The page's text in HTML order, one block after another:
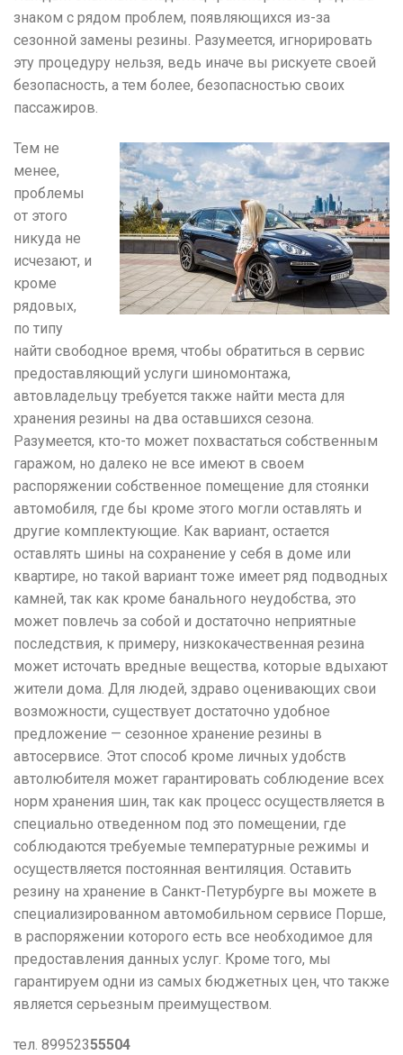
знаком с рядом проблем, появляющихся из-за
сезонной замены резины. Разумеется, игнорировать
эту процедуру нельзя, ведь иначе вы рискуете своей
безопасность, а тем более, безопасностью своих
пассажиров.
Тем не
менее,
проблемы
от этого
никуда не
исчезают, и
кроме
рядовых,
по типу
найти свободное время, чтобы обратиться в сервис
предоставляющий услуги шиномонтажа,
автовладельцу требуется также найти места для
хранения резины на два оставшихся сезона.
Разумеется, кто-то может похвастаться собственным
гаражом, но далеко не все имеют в своем
распоряжении собственное помещение для стоянки
автомобиля, где бы кроме этого могли оставлять и
другие комплектующие. Как вариант, остается
оставлять шины на сохранение у себя в доме или
квартире, но такой вариант тоже имеет ряд подводных
камней, так как кроме банального неудобства, это
может повлечь за собой и достаточно неприятные
последствия, к примеру, низкокачественная резина
может источать вредные вещества, которые вдыхают
жители дома. Для людей, здраво оценивающих свои
возможности, существует достаточно удобное
предложение — сезонное хранение резины в
автосервисе. Этот способ кроме личных удобств
автолюбителя может гарантировать соблюдение всех
норм хранения шин, так как процесс осуществляется в
специально отведенном под это помещении, где
соблюдаются требуемые температурные режимы и
осуществляется постоянная вентиляция. Оставить
резину на хранение в Санкт-Петурбурге вы можете в
специализированном автомобильном сервисе Порше,
в распоряжении которого есть все необходимое для
предоставления данных услуг. Кроме того, мы
гарантируем одни из самых бюджетных цен, что также
является серьезным преимуществом.
тел. 89952355504